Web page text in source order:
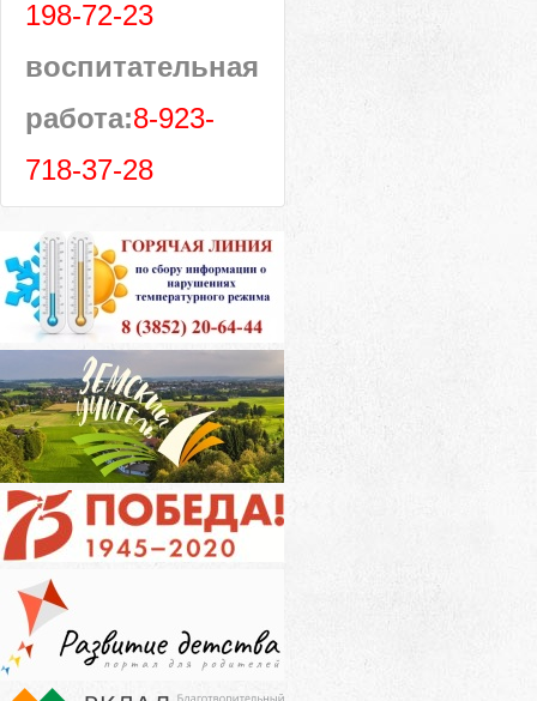
198-72-23
воспитательная
работа:8-923-
718-37-28